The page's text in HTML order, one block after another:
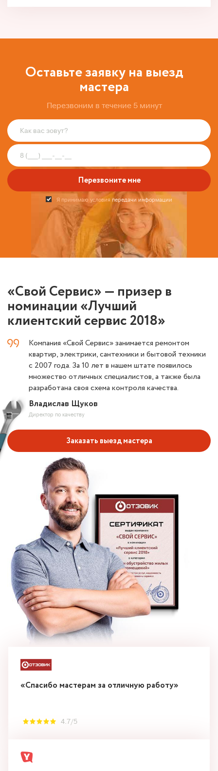
Оставьте заявку на выезд
мастера
Перезвоним в течение 5 минут
Перезвоните мне
Я принимаю условия передачи информации
«Свой Сервис» — призер в
номинации «Лучший
клиентский сервис 2018»
Компания «Свой Сервис» занимается ремонтом
квартир, электрики, сантехники и бытовой техники
с 2007 года. За 10 лет в нашем штате появилось
множество отличных специалистов, а также была
разработана своя схема контроля качества.
Владислав Щуков
Директор по качеству
Заказать выезд мастера
«Спасибо мастерам за отличную работу»
4.7/5